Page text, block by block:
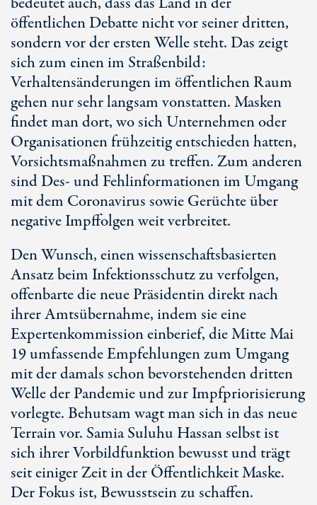
öffentlichen Debatte nicht vor seiner dritten,
sondern vor der ersten Welle steht. Das zeigt
sich zum einen im Straßenbild:
Verhaltensänderungen im öffentlichen Raum
gehen nur sehr langsam vonstatten. Masken
findet man dort, wo sich Unternehmen oder
Organisationen frühzeitig entschieden hatten,
Vorsichtsmaßnahmen zu treffen. Zum anderen
sind Des- und Fehlinformationen im Umgang
mit dem Coronavirus sowie Gerüchte über
negative Impffolgen weit verbreitet.
Den Wunsch, einen wissenschaftsbasierten
Ansatz beim Infektionsschutz zu verfolgen,
offenbarte die neue Präsidentin direkt nach
ihrer Amtsübernahme, indem sie eine
Expertenkommission einberief, die Mitte Mai
19 umfassende Empfehlungen zum Umgang
mit der damals schon bevorstehenden dritten
Welle der Pandemie und zur Impfpriorisierung
vorlegte. Behutsam wagt man sich in das neue
Terrain vor. Samia Suluhu Hassan selbst ist
sich ihrer Vorbildfunktion bewusst und trägt
seit einiger Zeit in der Öffentlichkeit Maske.
Der Fokus ist, Bewusstsein zu schaffen.